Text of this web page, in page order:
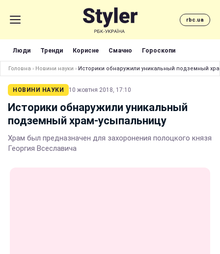
rbc.ua
Люди Тренди Корисне Смачно Гороскопи
Головна › Новини науки › Историки обнаружили уникальный подземный
НОВИНИ НАУКИ 10 жовтня 2018, 17:10
Историки обнаружили уникальный
подземный храм-усыпальницу
Храм был предназначен для захоронения полоцкого князя
Георгия Всеславича